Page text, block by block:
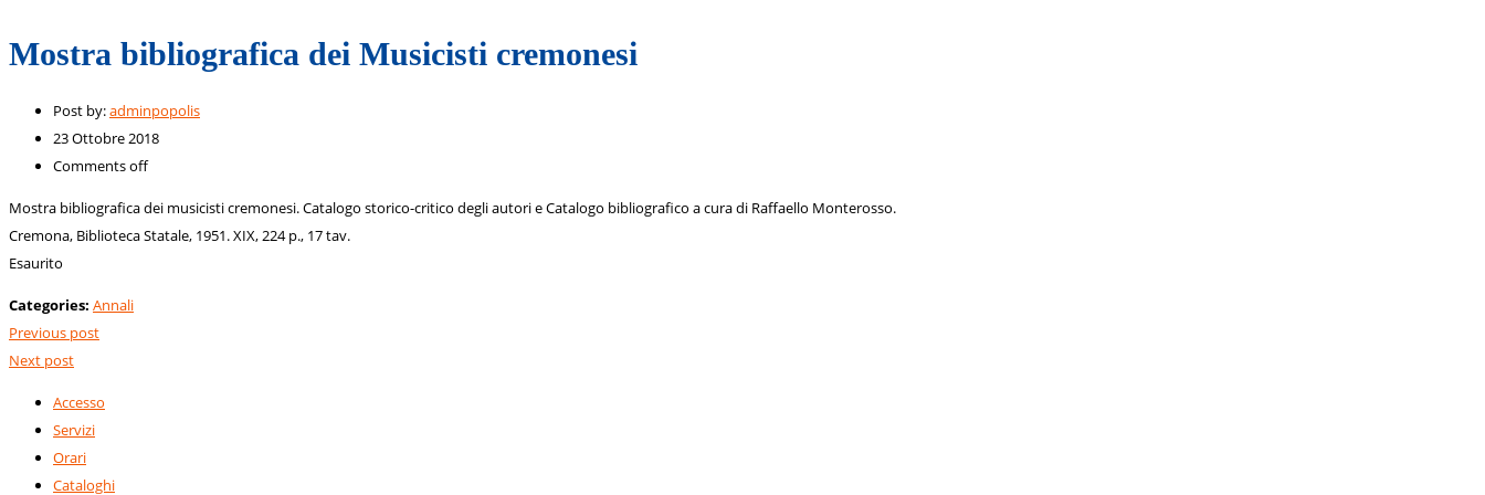
Mostra bibliografica dei Musicisti cremonesi
Post by:adminpopolis
23 Ottobre 2018
Comments off
Mostra bibliografica dei musicisti cremonesi. Catalogo storico-critico degli autori e Catalogo bibliografico a cura di Raffaello Monterosso.
Cremona, Biblioteca Statale, 1951. XIX, 224 p., 17 tav.
Esaurito
Categories: Annali
Previous post
Next post
Accesso
Servizi
Orari
Cataloghi